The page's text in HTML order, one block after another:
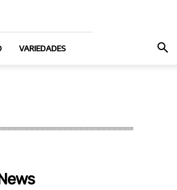
VARIEDADES